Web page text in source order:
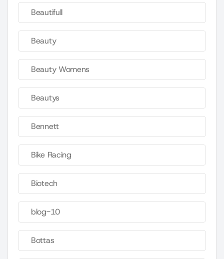
Beautifull
Beauty
Beauty Womens
Beautys
Bennett
Bike Racing
Biotech
blog-10
Bottas